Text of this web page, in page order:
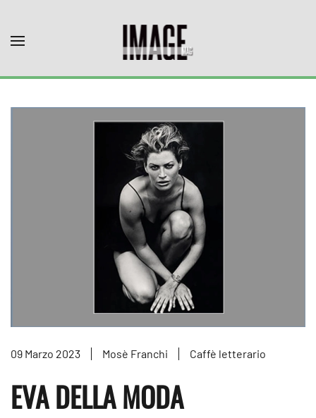
Skip to main content
09 Marzo 2023 Mosè Franchi Caffè letterario
EVA DELLA MODA